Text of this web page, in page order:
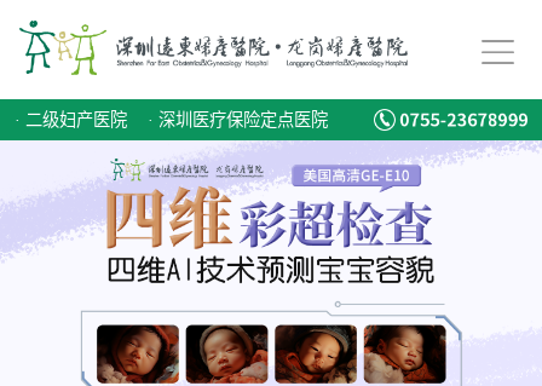
· 二级妇产医院 · 深圳医疗保险定点医院